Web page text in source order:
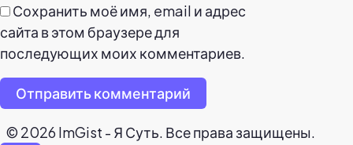
Сохранить моё имя, email и адрес
сайта в этом браузере для
последующих моих комментариев.
Отправить комментарий
© 2026 ImGist - Я Суть. Все права защищены.